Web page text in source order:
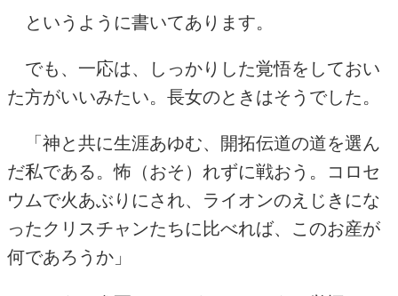
というように書いてあります。
でも、一応は、しっかりした覚悟をしておい
た方がいいみたい。長女のときはそうでした。
「神と共に生涯あゆむ、開拓伝道の道を選ん
だ私である。怖（おそ）れずに戦おう。コロセ
ウムで火あぶりにされ、ライオンのえじきにな
ったクリスチャンたちに比べれば、このお産が
何であろうか」